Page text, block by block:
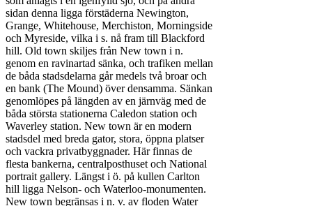
sidan denna ligga förstäderna Newington,
Grange, Whitehouse, Merchiston, Morningside
och Myreside, vilka i s. nå fram till Blackford
hill. Old town skiljes från New town i n.
genom en ravinartad sänka, och trafiken mellan
de båda stadsdelarna går medels två broar och
en bank (The Mound) över densamma. Sänkan
genomlöpes på längden av en järnväg med de
båda största stationerna Caledon station och
Waverley station. New town är en modern
stadsdel med breda gator, stora, öppna platser
och vackra privatbyggnader. Här finnas de
flesta bankerna, centralposthuset och National
portrait gallery. Längst i ö. på kullen Carlton
hill ligga Nelson- och Waterloo-monumenten.
New town begränsas i n. v. av floden Water